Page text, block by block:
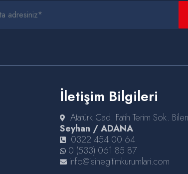
İletişim Bilgileri
Atatürk Cad. Fatih Terim Sok.
Seyhan / ADANA
0322 454 00 64
0 (533) 061 85 87
info@isinegitimkurumlari.com